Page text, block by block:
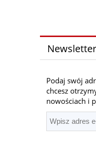
Newsletter
Podaj swój
chcesz
nowościach i